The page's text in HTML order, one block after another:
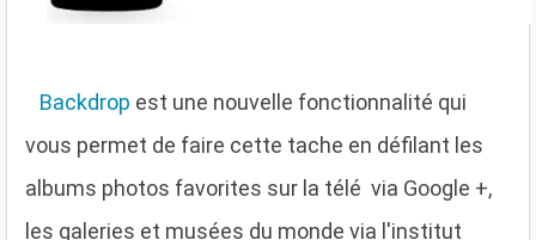
Backdrop est une nouvelle fonctionnalité qui
vous permet de faire cette tache en défilant les
albums photos favorites sur la télé via Google +,
les galeries et musées du monde via l'institut